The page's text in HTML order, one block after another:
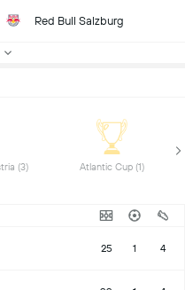
Red Bull Salzburg
Copa da Áustria (3)
25 1 4